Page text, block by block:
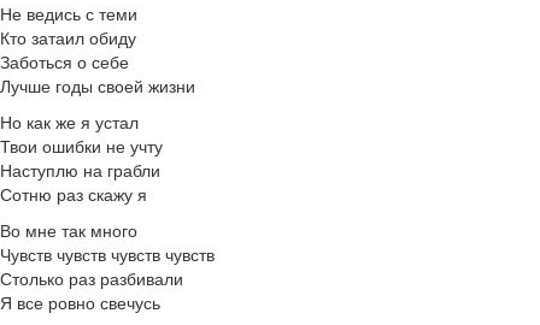
Не ведись с теми
Кто затаил обиду
Заботься о себе
Лучше годы своей жизни
Но как же я устал
Твои ошибки не учту
Наступлю на грабли
Сотню раз скажу я
Во мне так много
Чувств чувств чувств чувств
Столько раз разбивали
Я все ровно свечусь